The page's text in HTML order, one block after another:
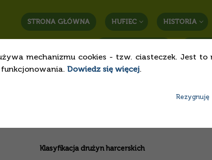
mechanizmu cookies - tzw. ciasteczek. Jest to
funkcjonowania. Dowiedz się więcej.
Rezygnuję
STRONA GŁÓWNA HUFIEC HISTORIA
Klasyfikacja drużyn harcerskich